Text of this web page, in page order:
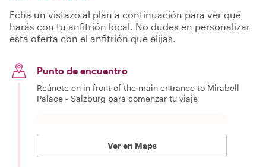
Echa un vistazo al plan a continuación para ver qué
harás con tu anfitrión local. No dudes en personalizar
esta oferta con el anfitrión que elijas.
Punto de encuentro
Reúnete en in front of the main entrance to Mirabell
Palace - Salzburg para comenzar tu viaje
Ver en Maps